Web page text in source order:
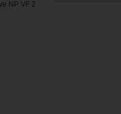
NP VF 2